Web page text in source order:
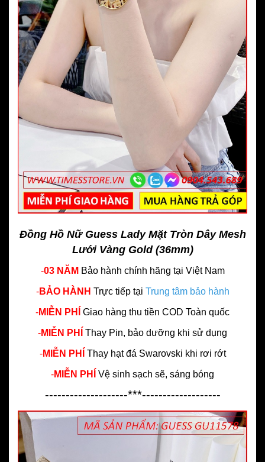
Đồng Hồ Nữ Guess Lady Mặt Tròn Dây Mesh
Lưới Vàng Gold (36mm)
-03 NĂM Bảo hành chính hãng tại Việt Nam
-BẢO HÀNH Trực tiếp tại Trung tâm bảo hành
-MIỄN PHÍ Giao hàng thu tiền COD Toàn quốc
-MIỄN PHÍ Thay Pin, bảo dưỡng khi sử dụng
-MIỄN PHÍ Thay hạt đá Swarovski khi rơi rớt
-MIỄN PHÍ Vệ sinh sạch sẽ, sáng bóng
--------------------***-------------------